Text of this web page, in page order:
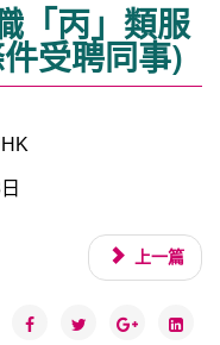
「丙」類服
受聘同事)
上一篇